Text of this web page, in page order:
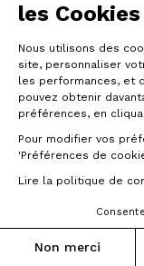
les Cookies
Nous utilisons des
site, personnaliser
les performances, et
pouvez obtenir
préférences, en
Pour modifier vos
'Préférences de
Lire la politique de
Non merci
Axxome
di2 -
Cela fait